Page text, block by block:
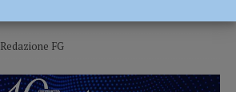
Redazione FG